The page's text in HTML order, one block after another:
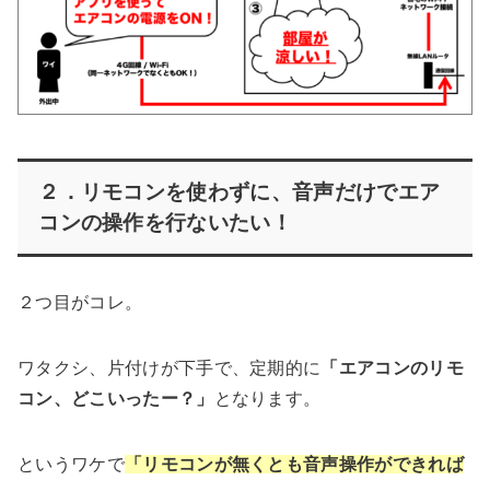
２．リモコンを使わずに、音声だけでエア
コンの操作を行ないたい！
２つ目がコレ。
ワタクシ、片付けが下手で、定期的に 「エアコンのリモ
コン、どこいったー？」
となります。
というワケで「リモコンが無くとも音声操作ができれば